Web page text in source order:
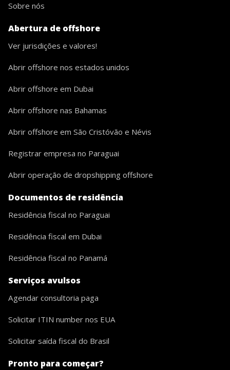
Sobre nós
Abertura de offshore
Ver jurisdições e valores!
Abrir offshore nos estados unidos
Abrir offshore em Dubai
Abrir offshore nas Bahamas
Abrir offshore em São Cristóvão e Névis
Registrar empresa no Paraguai
Abrir operação de dropshipping offshore
Documentos de residência
Residência fiscal no Paraguai
Residência fiscal em Dubai
Residência fiscal no Panamá
Serviços avulsos
Agendar consultoria paga
Solicitar ITIN number nos EUA
Solicitar saída fiscal do Brasil
Pronto para começar?